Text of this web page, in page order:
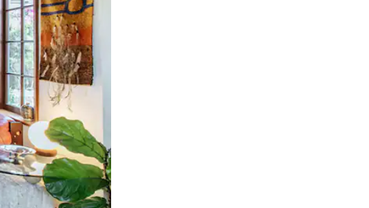
durch Berühren oder Wischgesten.